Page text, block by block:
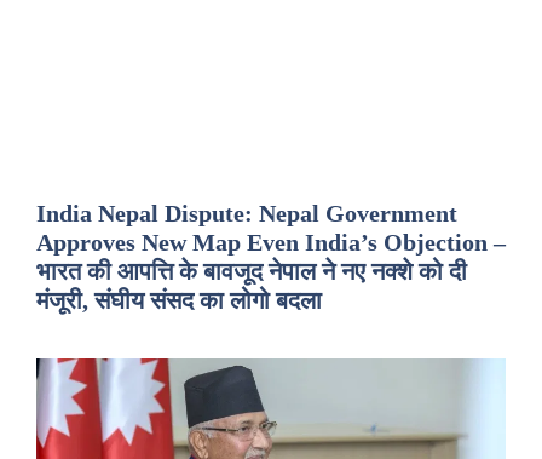
India Nepal Dispute: Nepal Government
Approves New Map Even India’s Objection –
भारत की आपत्ति के बावजूद नेपाल ने नए नक्शे को दी
मंजूरी, संघीय संसद का लोगो बदला